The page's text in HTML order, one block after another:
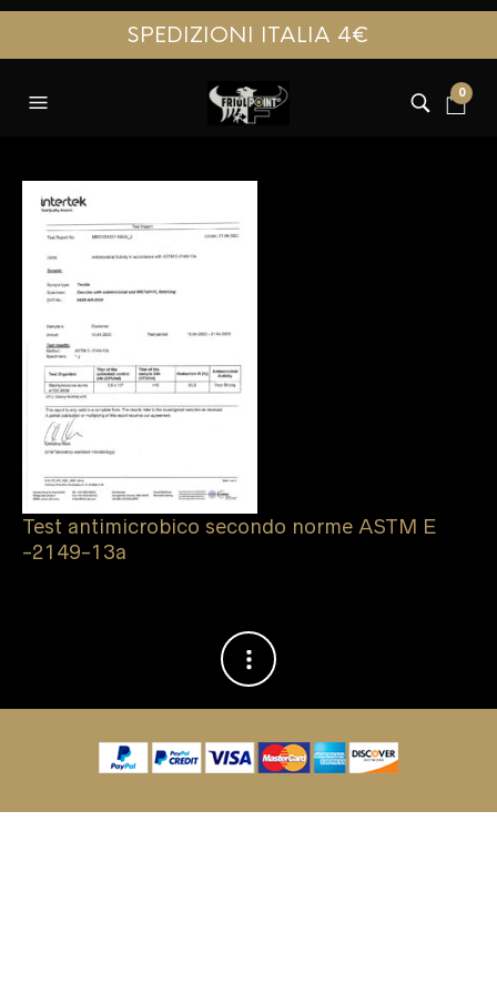
SPEDIZIONI ITALIA 4€
0
Test antimicrobico secondo norme ASTM E
-2149-13a